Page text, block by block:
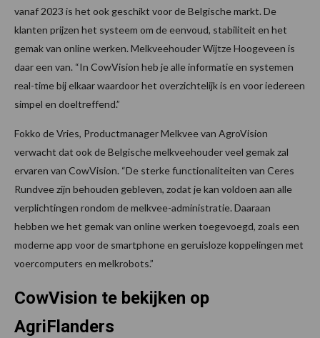
vanaf 2023 is het ook geschikt voor de Belgische markt. De
klanten prijzen het systeem om de eenvoud, stabiliteit en het
gemak van online werken. Melkveehouder Wijtze Hoogeveen is
daar een van. “In CowVision heb je alle informatie en systemen
real-time bij elkaar waardoor het overzichtelijk is en voor iedereen
simpel en doeltreffend.”
Fokko de Vries, Productmanager Melkvee van AgroVision
verwacht dat ook de Belgische melkveehouder veel gemak zal
ervaren van CowVision. “De sterke functionaliteiten van Ceres
Rundvee zijn behouden gebleven, zodat je kan voldoen aan alle
verplichtingen rondom de melkvee-administratie. Daaraan
hebben we het gemak van online werken toegevoegd, zoals een
moderne app voor de smartphone en geruisloze koppelingen met
voercomputers en melkrobots.”
CowVision te bekijken op
AgriFlanders